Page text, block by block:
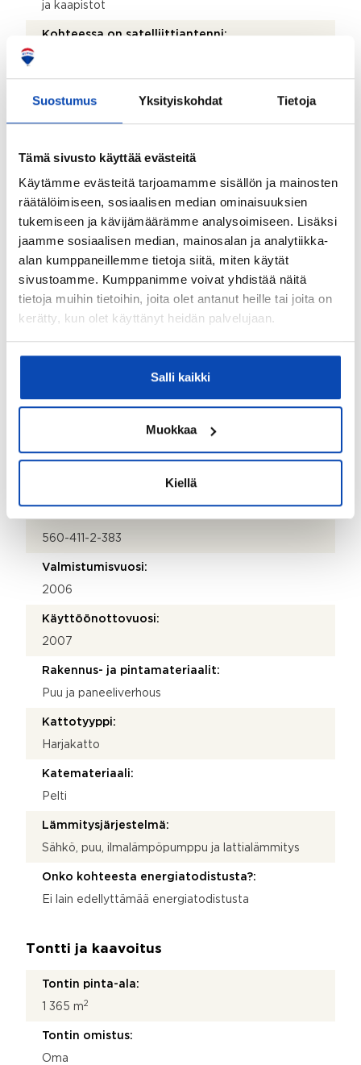
Suostumus Yksityiskohdat Tietoja
Tämä sivusto käyttää evästeitä
Käytämme evästeitä tarjoamamme sisällön ja mainosten
räätälöimiseen, sosiaalisen median ominaisuuksien
tukemiseen ja kävijämäärämme analysoimiseen. Lisäksi
jaamme sosiaalisen median, mainosalan ja analytiikka-
alan kumppaneillemme tietoja siitä, miten käytät
sivustoamme. Kumppanimme voivat yhdistää näitä
tietoja muihin tietoihin, joita olet antanut heille tai joita on
kerätty, kun olet käyttänyt heidän palvelujaan.
Salli kaikki
Muokkaa
Kiellä
ja kaapistot
Kohteessa on satelliittiantenni:
Kyllä
Kyllä
Myyjän aikana huoneistoon tehdyt toimenpiteet:
tai 2023, silloin myös ilmanvaihtokanavat nuohottu.
IV-kanavien lisäeristystä 2023 tai 2024.
Lämminvesivaraajan ylivuotoventtiili ja vikavirtasuojat
talossa olevasta sähkökaapista vaihdettu 2025.
Kohteen yleiskunto:
Hyvä
Kohde myydään kalustettuna:
Kauppaan ei kuulu:
560-411-2-383
Valmistumisvuosi:
2006
Käyttöönottovuosi:
2007
Rakennus- ja pintamateriaalit:
Puu ja paneeliverhous
Kattotyyppi:
Harjakatto
Katemateriaali:
Pelti
Lämmitysjärjestelmä:
Sähkö, puu, ilmalämpöpumppu ja lattialämmitys
Onko kohteesta energiatodistusta?:
Ei lain edellyttämää energiatodistusta
Tontti ja kaavoitus
Tontin pinta-ala:
1 365 m2
Tontin omistus:
Oma